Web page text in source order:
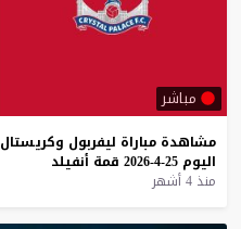
مباشر
مشاهدة مباراة ليفربول وكريستال
اليوم 25-4-2026 قمة أنفيلد
منذ 4 أشهر